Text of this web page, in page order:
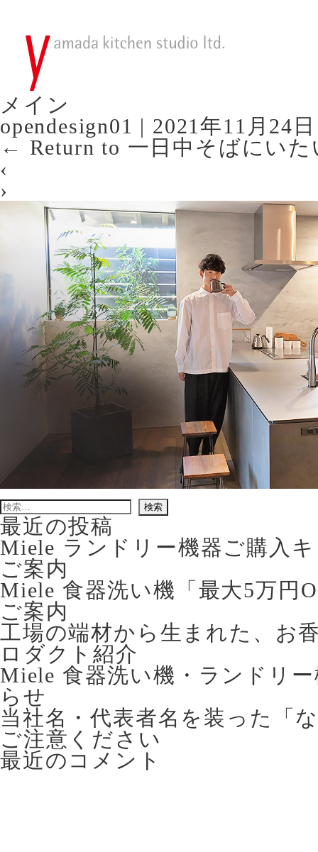
メイン
opendesign01 | 2021年11月24日
← Return to 一日中そばにい
‹
›
検
索:
最近の投稿
Miele ランドリー機器ご購入
ご案内
Miele 食器洗い機「最大5万円
ご案内
工場の端材から生まれた、お
ロダクト紹介
Miele 食器洗い機・ランドリ
らせ
当社名・代表者名を装った「
ご注意ください
最近のコメント